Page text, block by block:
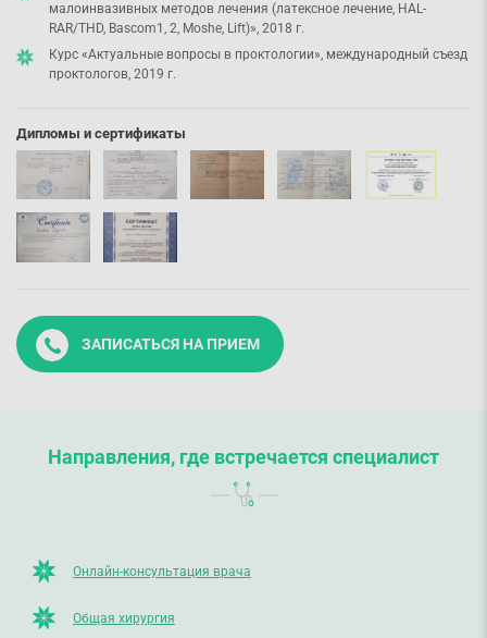
малоинвазивных методов лечения (латексное лечение, HAL-
RAR/THD, Bascom1, 2, Moshe, Lift)», 2018 г.
Курс «Актуальные вопросы в проктологии», международный съезд
проктологов, 2019 г.
Дипломы и сертификаты
ЗАПИСАТЬСЯ НА ПРИЕМ
Направления, где встречается специалист
Онлайн-консультация врача
Общая хирургия